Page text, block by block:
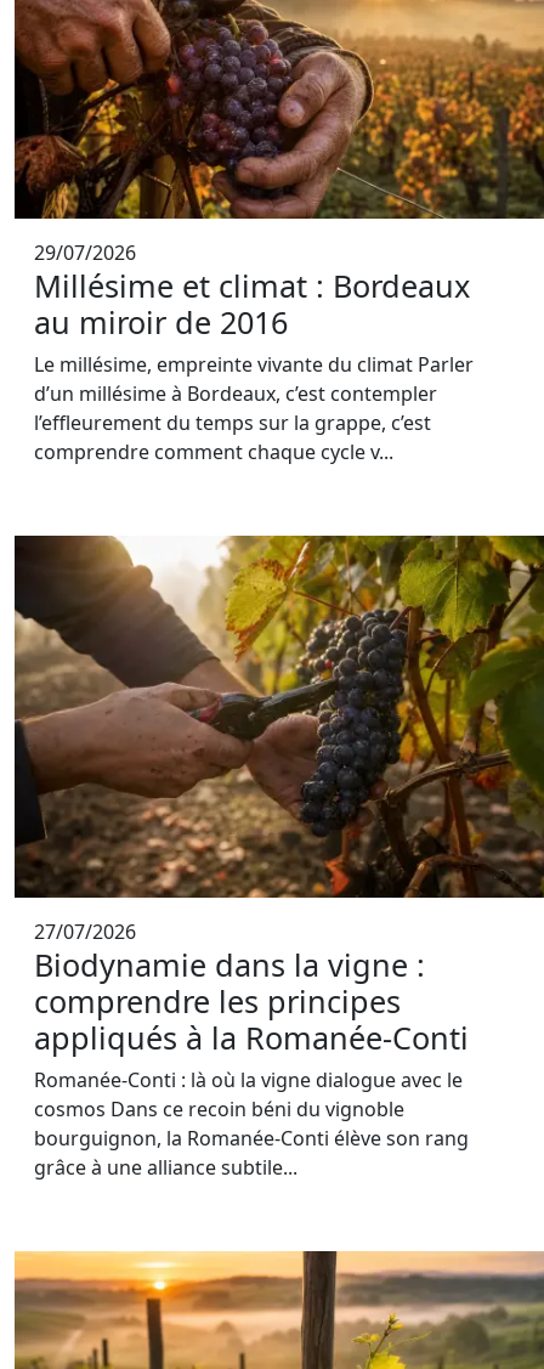
29/07/2026
Millésime et climat : Bordeaux
au miroir de 2016
Le millésime, empreinte vivante du climat Parler
d’un millésime à Bordeaux, c’est contempler
l’effleurement du temps sur la grappe, c’est
comprendre comment chaque cycle v...
27/07/2026
Biodynamie dans la vigne :
comprendre les principes
appliqués à la Romanée-Conti
Romanée-Conti : là où la vigne dialogue avec le
cosmos Dans ce recoin béni du vignoble
bourguignon, la Romanée-Conti élève son rang
grâce à une alliance subtile...